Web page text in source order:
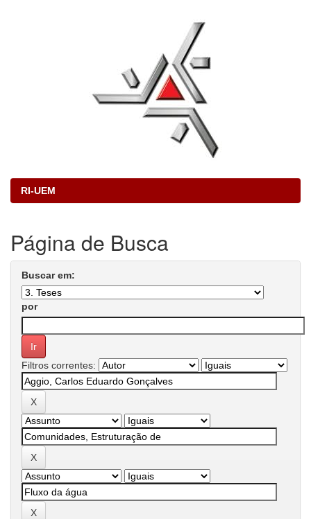
RI-UEM
Página de Busca
Buscar em:
por
Filtros correntes: